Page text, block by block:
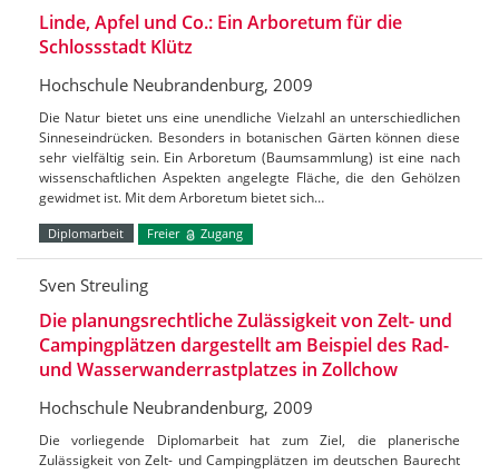
Linde, Apfel und Co.: Ein Arboretum für die
Schlossstadt Klütz
Hochschule Neubrandenburg, 2009
Die Natur bietet uns eine unendliche Vielzahl an unterschiedlichen
Sinneseindrücken. Besonders in botanischen Gärten können diese
sehr vielfältig sein. Ein Arboretum (Baumsammlung) ist eine nach
wissenschaftlichen Aspekten angelegte Fläche, die den Gehölzen
gewidmet ist. Mit dem Arboretum bietet sich…
Diplomarbeit Freier Zugang
Sven Streuling
Die planungsrechtliche Zulässigkeit von Zelt- und
Campingplätzen dargestellt am Beispiel des Rad-
und Wasserwanderrastplatzes in Zollchow
Hochschule Neubrandenburg, 2009
Die vorliegende Diplomarbeit hat zum Ziel, die planerische
Zulässigkeit von Zelt- und Campingplätzen im deutschen Baurecht